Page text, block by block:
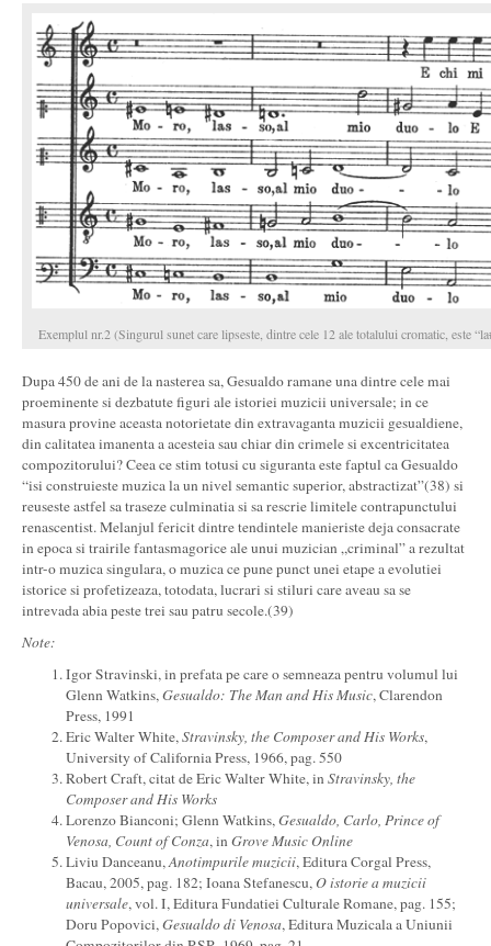
Exemplul nr.2 (Singurul sunet care lipseste, dintre cele 12 ale totalului cromatic, este
Dupa 450 de ani de la nasterea sa, Gesualdo ramane una dintre cele mai
proeminente si dezbatute figuri ale istoriei muzicii universale; in ce
masura provine aceasta notorietate din extravaganta muzicii gesualdiene,
din calitatea imanenta a acesteia sau chiar din crimele si excentricitatea
compozitorului? Ceea ce stim totusi cu siguranta este faptul ca Gesualdo
“isi construieste muzica la un nivel semantic superior, abstractizat”(38) si
reuseste astfel sa traseze culminatia si sa rescrie limitele contrapunctului
renascentist. Melanjul fericit dintre tendintele manieriste deja consacrate
in epoca si trairile fantasmagorice ale unui muzician „criminal” a rezultat
intr-o muzica singulara, o muzica ce pune punct unei etape a evolutiei
istorice si profetizeaza, totodata, lucrari si stiluri care aveau sa se
intrevada abia peste trei sau patru secole.(39)
Note:
Igor Stravinski, in prefata pe care o semneaza pentru volumul lui
Glenn Watkins,Gesualdo: The Man and His Music, Clarendon
Press, 1991
Eric Walter White,Stravinsky, the Composer and His Works,
University of California Press, 1966, pag. 550
Robert Craft, citat de Eric Walter White, inStravinsky, the
Composer and His Works
Lorenzo Bianconi; Glenn Watkins,Gesualdo, Carlo, Prince of
Venosa, Count of Conza, inGrove Music Online
Liviu Danceanu,Anotimpurile muzicii, Editura Corgal Press,
Bacau, 2005, pag. 182; Ioana Stefanescu,O istorie a muzicii
universale, vol. I, Editura Fundatiei Culturale Romane, pag. 155;
Doru Popovici,Gesualdo di Venosa, Editura Muzicala a Uniunii